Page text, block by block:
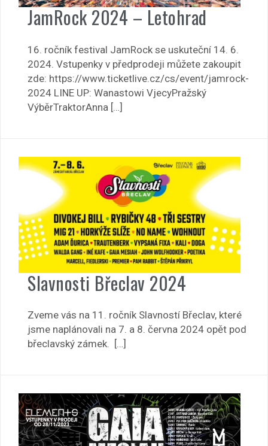
JamRock 2024 – Letohrad
16. ročník festival JamRock se uskuteční 14. 6.
2024. Vstupenky v předprodeji můžete zakoupit
zde: https://www.ticketlive.cz/cs/event/jamrock-
2024 LINE UP: Wanastowi VjecyPražský
VýběrTraktorAnna […]
Slavnosti Břeclav 2024
Zveme vás na 11. ročník Slavností Břeclav, které
jsme naplánovali na 7. a 8. června 2024 opět pod
břeclavský zámek. […]